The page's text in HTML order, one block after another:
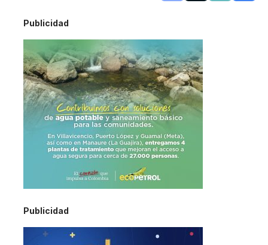
Publicidad
Publicidad